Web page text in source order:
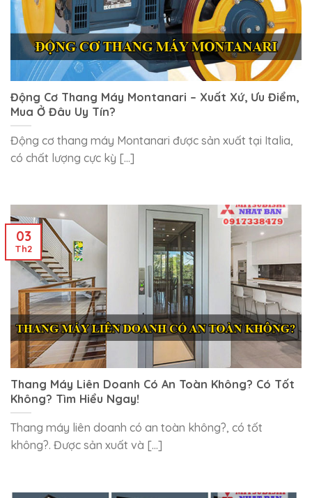
Động Cơ Thang Máy Montanari – Xuất Xứ, Ưu Điểm,
Mua Ở Đâu Uy Tín?
Động cơ thang máy Montanari được sản xuất tại Italia,
có chất lượng cực kỳ [...]
Thang Máy Liên Doanh Có An Toàn Không? Có Tốt
Không? Tìm Hiểu Ngay!
Thang máy liên doanh có an toàn không?, có tốt
không?. Được sản xuất và [...]
03
Th2